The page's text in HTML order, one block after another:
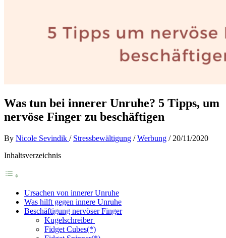
Was tun bei innerer Unruhe? 5 Tipps, um
nervöse Finger zu beschäftigen
By Nicole Sevindik / Stressbewältigung /Werbung / 20/11/2020
Inhaltsverzeichnis
Ursachen von innerer Unruhe
Was hilft gegen innere Unruhe
Beschäftigung nervöser Finger
Kugelschreiber
Fidget Cubes(*)